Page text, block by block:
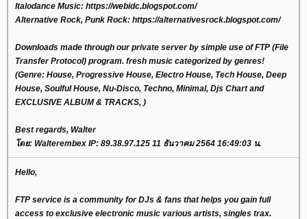
Italodance Music: https://webidc.blogspot.com/
Alternative Rock, Punk Rock: https://alternativesrock.blogspot.com/
Downloads made through our private server by simple use of FTP (File
Transfer Protocol) program. fresh music categorized by genres!
(Genre: House, Progressive House, Electro House, Tech House, Deep
House, Soulful House, Nu-Disco, Techno, Minimal, Djs Chart and
EXCLUSIVE ALBUM & TRACKS, )
Best regards, Walter
โดย: Walterembex IP: 89.38.97.125 11 ธันวาคม 2564 16:49:03 น.
Hello,
FTP service is a community for DJs & fans that helps you gain full
access to exclusive electronic music various artists, singles trax.